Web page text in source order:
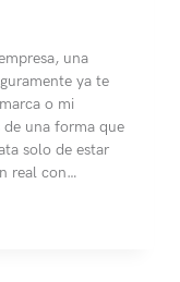
una
ya te
o mi
de una forma que
solo de estar
real con…